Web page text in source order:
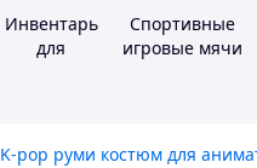
Инвентарь
для
Спортивные
игровые мячи
K-pop руми костюм для